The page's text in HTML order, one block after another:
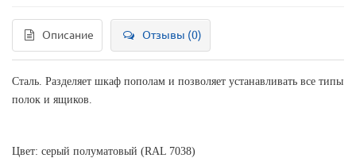
Описание Отзывы (0)
Сталь. Разделяет шкаф пополам и позволяет устанавливать все типы
полок и ящиков.
Цвет: серый полуматовый (RAL 7038)